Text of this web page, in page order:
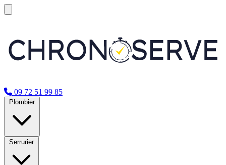
09 72 51 99 85
Plombier
Serrurier